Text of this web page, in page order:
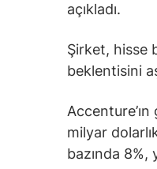
açıkladı.
Şirket, hisse
beklentisini
milyar
bazında 8%,